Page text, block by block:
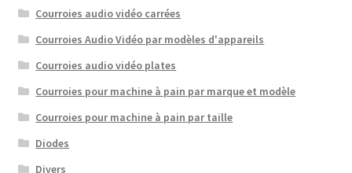
Courroies audio vidéo carrées
Courroies Audio Vidéo par modèles d'appareils
Courroies audio vidéo plates
Courroies pour machine à pain par marque et modèle
Courroies pour machine à pain par taille
Diodes
Divers